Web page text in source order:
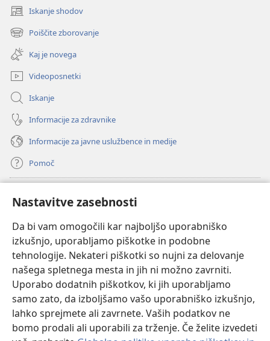
Nastavitve zasebnosti
Da bi vam omogočili kar najboljšo uporabniško
izkušnjo, uporabljamo piškotke in podobne
tehnologije. Nekateri piškotki so nujni za delovanje
našega spletnega mesta in jih ni možno zavrniti.
Uporabo dodatnih piškotkov, ki jih uporabljamo
samo zato, da izboljšamo vašo uporabniško izkušnjo,
lahko sprejmete ali zavrnete. Vaših podatkov ne
bomo prodali ali uporabili za trženje. Če želite izvedeti
Iskanje shodov
(odpre
novo
okno)
Poiščite zborovanje
(odpre
novo
okno)
Kaj je novega
Videoposnetki
Iskanje
Informacije za zdravnike
Informacije za javne uslužbence in medije
Pomoč
(odpre
novo
okno) Watchtowerjeva SPLETNA KNJIŽNICA™
(odpre
novo
okno) JW Hub
(odpre
novo
okno)JW Library
Watchtower Library